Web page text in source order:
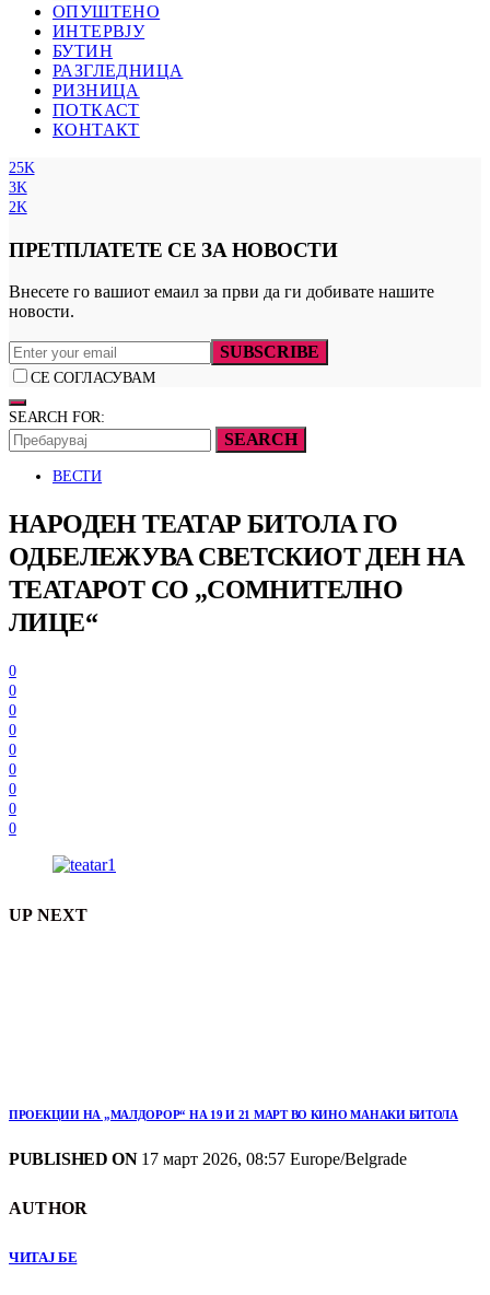
ОПУШТЕНО
ИНТЕРВЈУ
БУТИН
РАЗГЛЕДНИЦА
РИЗНИЦА
ПОТКАСТ
КОНТАКТ
25K
3K
2K
ПРЕТПЛАТЕТЕ СЕ ЗА НОВОСТИ
Внесете го вашиот емаил за први да ги добивате нашите
новости.
SUBSCRIBE
СЕ СОГЛАСУВАМ
SEARCH FOR:
SEARCH
ВЕСТИ
НАРОДЕН ТЕАТАР БИТОЛА ГО
ОДБЕЛЕЖУВА СВЕТСКИОТ ДЕН НА
ТЕАТАРОТ СО „СОМНИТЕЛНО
ЛИЦЕ“
0
0
0
0
0
0
0
0
0
UP NEXT
ПРОЕКЦИИ НА „МАЛДОРОР“ НА 19 И 21 МАРТ ВО КИНО МАНАКИ БИТОЛА
PUBLISHED ON17 март 2026, 08:57 Europe/Belgrade
AUTHOR
ЧИТАЈ БЕ